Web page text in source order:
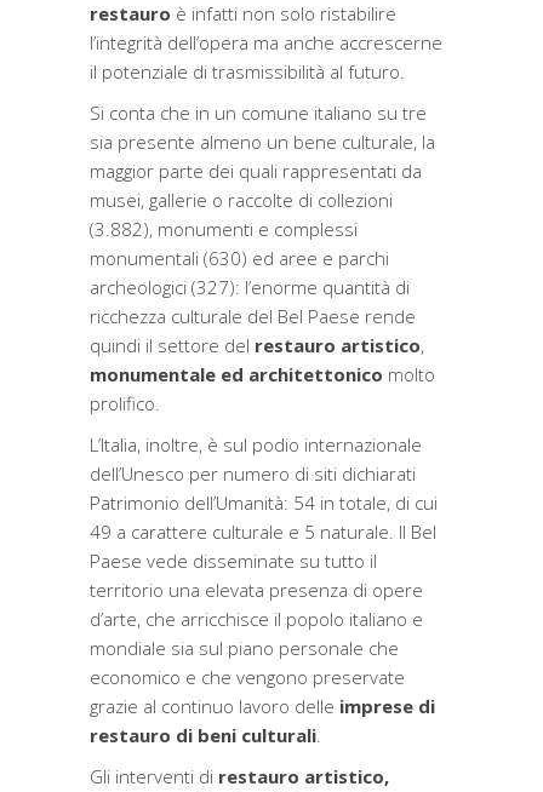
restauro è infatti non solo ristabilire
l’integrità dell’opera ma anche accrescerne
il potenziale di trasmissibilità al futuro.
Si conta che in un comune italiano su tre
sia presente almeno un bene culturale, la
maggior parte dei quali rappresentati da
musei, gallerie o raccolte di collezioni
(3.882), monumenti e complessi
monumentali (630) ed aree e parchi
archeologici (327): l’enorme quantità di
ricchezza culturale del Bel Paese rende
quindi il settore del restauro artistico,
monumentale ed architettonico molto
prolifico.
L’Italia, inoltre, è sul podio internazionale
dell’Unesco per numero di siti dichiarati
Patrimonio dell’Umanità: 54 in totale, di cui
49 a carattere culturale e 5 naturale. Il Bel
Paese vede disseminate su tutto il
territorio una elevata presenza di opere
d’arte, che arricchisce il popolo italiano e
mondiale sia sul piano personale che
economico e che vengono preservate
grazie al continuo lavoro delle imprese di
restauro di beni culturali.
Gli interventi di restauro artistico,